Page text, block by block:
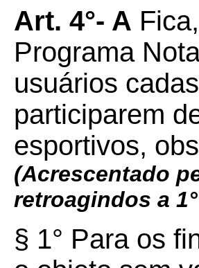
Art. 4°- A
Programa
usuários
participarem
esportivos,
(Acrescentado
retroagindos a
§ 1° Para os